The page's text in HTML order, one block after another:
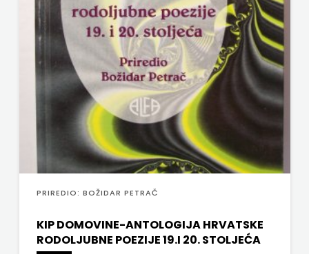
j.d.o.o.
SONJA
ŠKOBIĆ
STEP
ŠARENI
PRIREDIO: BOŽIDAR PETRAČ
KIP DOMOVINE-ANTOLOGIJA HRVATSKE
RODOLJUBNE POEZIJE 19.I 20. STOLJEĆA